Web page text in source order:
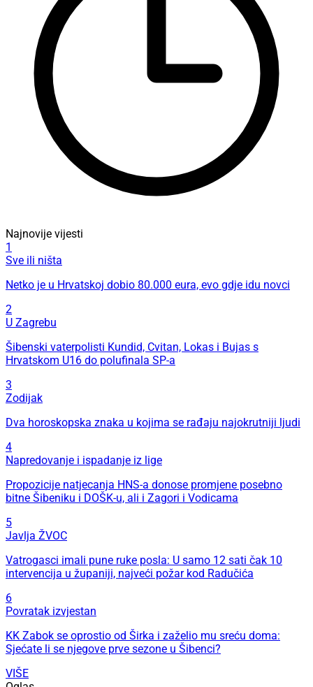
Najnovije vijesti
1
Sve ili ništa
Netko je u Hrvatskoj dobio 80.000 eura, evo gdje idu novci
2
U Zagrebu
Šibenski vaterpolisti Kundid, Cvitan, Lokas i Bujas s
Hrvatskom U16 do polufinala SP-a
3
Zodijak
Dva horoskopska znaka u kojima se rađaju najokrutniji ljudi
4
Napredovanje i ispadanje iz lige
Propozicije natjecanja HNS-a donose promjene posebno
bitne Šibeniku i DOŠK-u, ali i Zagori i Vodicama
5
Javlja ŽVOC
Vatrogasci imali pune ruke posla: U samo 12 sati čak 10
intervencija u županiji, najveći požar kod Radučića
6
Povratak izvjestan
KK Zabok se oprostio od Širka i zaželio mu sreću doma:
Sjećate li se njegove prve sezone u Šibenci?
VIŠE